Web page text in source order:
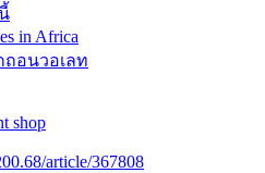
in Africa
ถอนวอเลท
shop
article/367808